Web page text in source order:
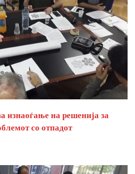
изнаоѓање на решенија за
со отпадот